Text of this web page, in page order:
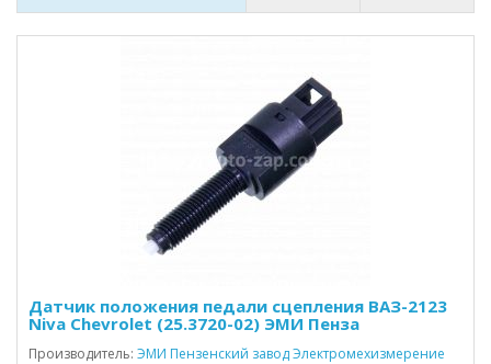
Датчик положения педали сцепления ВАЗ-2123
Niva Chevrolet (25.3720-02) ЭМИ Пенза
Производитель: ЭМИ Пензенский завод Электромехизмерение